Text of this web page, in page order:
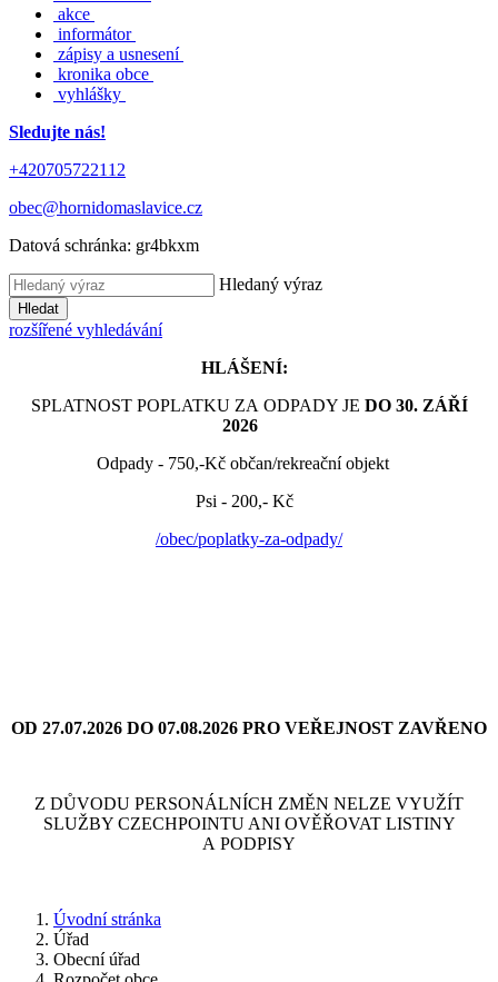
akce
informátor
zápisy a usnesení
kronika obce
vyhlášky
Sledujte nás!
+420705722112
obec@hornidomaslavice.cz
Datová schránka: gr4bkxm
Hledaný výraz
Hledat
rozšířené vyhledávání
HLÁŠENÍ:
SPLATNOST POPLATKU ZA ODPADY JE DO 30. ZÁŘÍ
2026
Odpady - 750,-Kč občan/rekreační objekt
Psi - 200,- Kč
/obec/poplatky-za-odpady/
OD 27.07.2026 DO 07.08.2026 PRO VEŘEJNOST ZAVŘENO
Z DŮVODU PERSONÁLNÍCH ZMĚN NELZE VYUŽÍT
SLUŽBY CZECHPOINTU ANI OVĚŘOVAT LISTINY
A PODPISY
Úvodní stránka
Úřad
Obecní úřad